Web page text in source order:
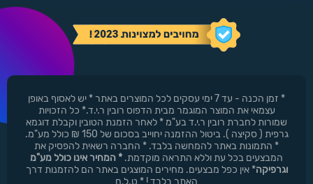
* זמן הכנה - עד 7 ימי עסקים לכל המוצרים באתר * יש לאסוף באופן
עצמאי את המוצר המוגמר מבית הדפוס רובין ר.י.ד.* כל הזכויות
שמורות לחברת רובין ר.י.ד בע"מ * לאחר הזמנת הטובין וקבלת דוגמא
גרפית ( סקיצה ). ביטול ההזמנה יחוייב בסכום של 150 ₪ כולל מע"מ.
* התמונות באתר להמחשה בלבד. * החברה רשאית להפסיק את
המבצעים בכל עת וללא התראה מוקדמת. * המחיר אינו כולל מע"מ
וגרפיקה* אין כפל מבצעים. מחירים המוצגים באתר הם להזמנות דרך
האתר בלבד ! * ט.ל.ח